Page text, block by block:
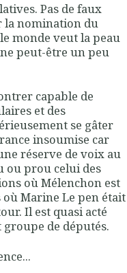
Pas de faux
la nomination du
monde veut la peau
peut-être un peu
capable de
et des
se gâter
insoumise car
réserve de voix au
ou prou celui des
où Mélenchon est
Marine Le pen était
Il est quasi acté
de députés.